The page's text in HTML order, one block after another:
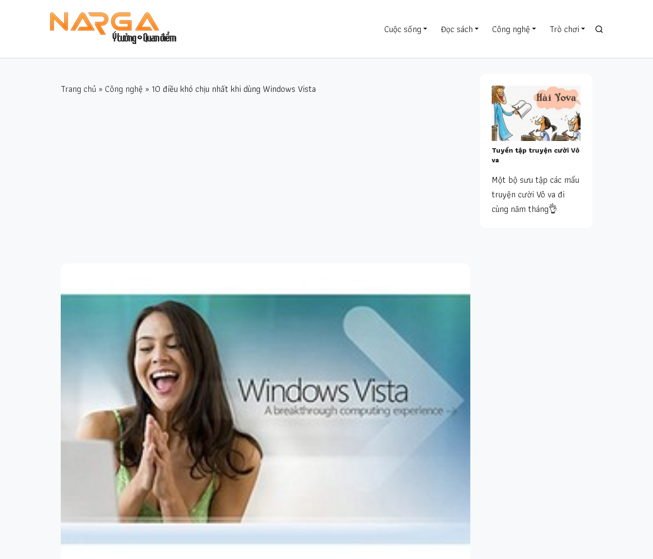
Cuộc sống Đọc sách Công nghệ Trò chơi
Trang chủ » Công nghệ » 10 điều khó chịu nhất khi dùng Windows Vista
Tuyển tập truyện cười Vô
va
Một bộ sưu tập các mẩu
truyện cười Vô va đi
cùng năm tháng👌